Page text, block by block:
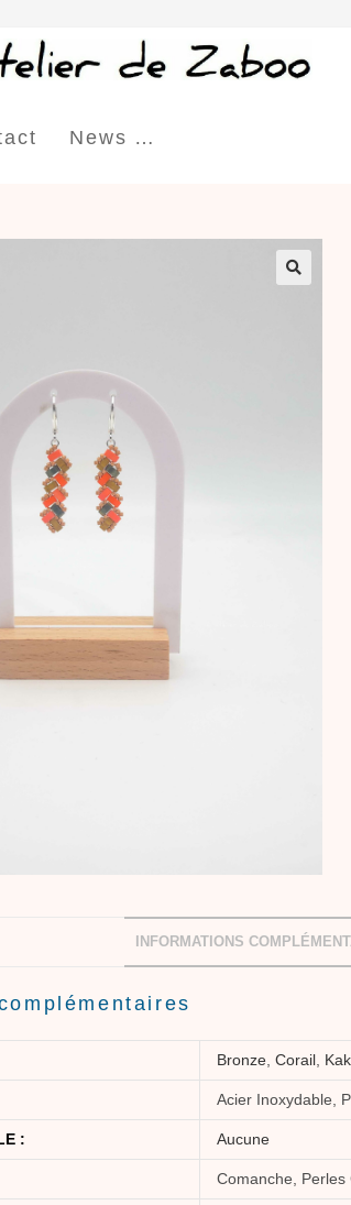
News …
INFORMATIONS
Bronze Corail
Acier Inoxydable,
: Aucune
Comanche, Perles